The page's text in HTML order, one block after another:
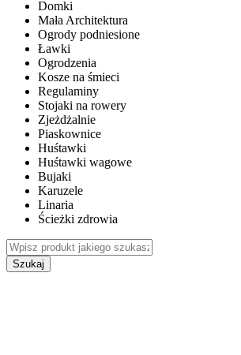
Domki
Mała Architektura
Ogrody podniesione
Ławki
Ogrodzenia
Kosze na śmieci
Regulaminy
Stojaki na rowery
Zjeżdżalnie
Piaskownice
Huśtawki
Huśtawki wagowe
Bujaki
Karuzele
Linaria
Ścieżki zdrowia
Szukaj